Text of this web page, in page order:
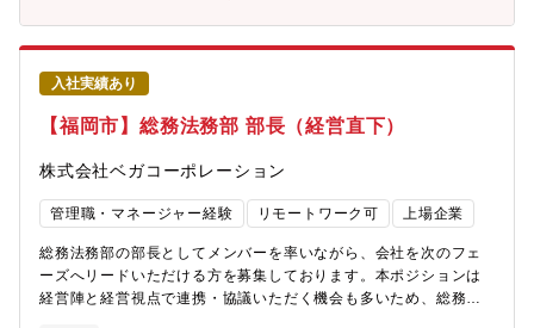
入社実績あり
【福岡市】総務法務部 部長（経営直下）
株式会社ベガコーポレーション
管理職・マネージャー経験 リモートワーク可 上場企業
総務法務部の部長としてメンバーを率いながら、会社を次のフェ
ーズへリードいただける方を募集しております。本ポジションは
経営陣と経営視点で連携・協議いただく機会も多いため、総務法